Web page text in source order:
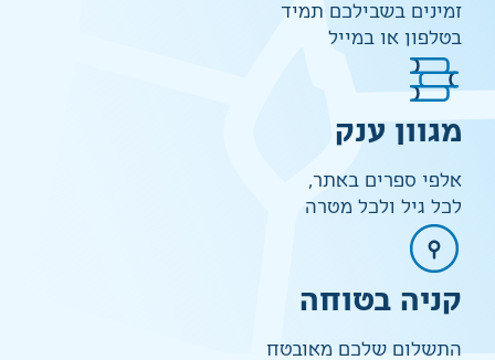
זמינים בשבילכם תמיד
בטלפון או במייל
מגוון ענק
אלפי ספרים באתר,
לכל גיל ולכל מטרה
קניה בטוחה
התשלום שלכם מאובטח